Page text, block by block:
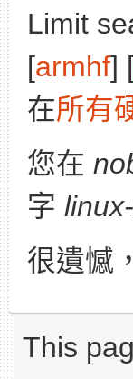
Limit
[armhf]
在所有
您在
字
很遺憾
This